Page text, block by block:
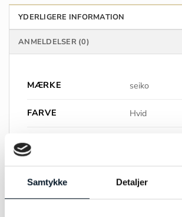
Samtykke Detaljer
YDERLIGERE INFORMATION
ANMELDELSER (0)
MÆRKE seiko
FARVE Hvid
STØRRELSE
MATERIALE Stål
GLAS Safir